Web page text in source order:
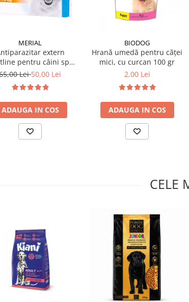
MERIAL
extern
pentru câini spot
on 2-10 KG, 1 pipetă
Lei50,00 Lei
ADAUGA IN COS
BIODOG
Hrană umedă pentru căței
mici, cu curcan 100 gr
2,00 Lei
ADAUGA IN COS
CELE